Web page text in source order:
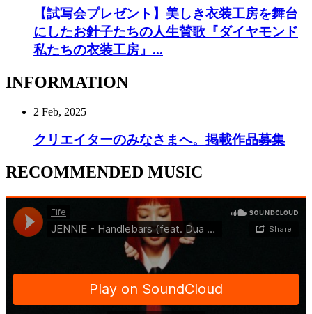
【試写会プレゼント】美しき衣装工房を舞台
にしたお針子たちの人生賛歌『ダイヤモンド
私たちの衣装工房』...
INFORMATION
2 Feb, 2025
クリエイターのみなさまへ。掲載作品募集
RECOMMENDED MUSIC